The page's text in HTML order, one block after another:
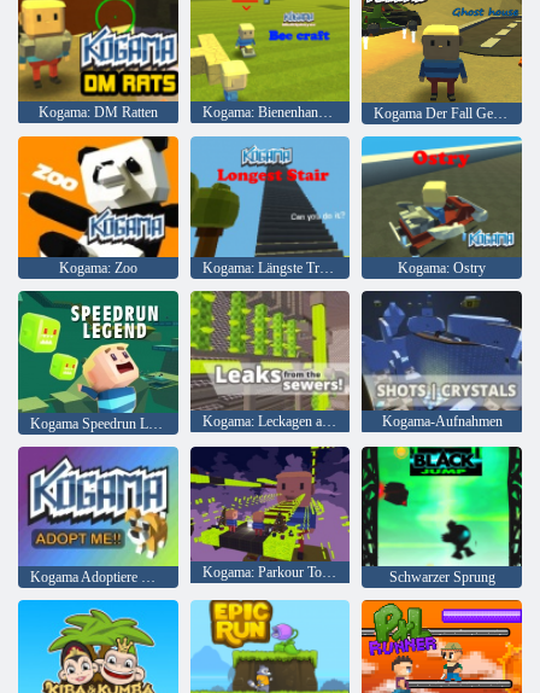
Kogama: DM Ratten Kogama: Bienenhandwerk Kogama Der Fall Geisterhaus
Kogama: Zoo Kogama: Längste Treppe Kogama: Ostry
Kogama: Leckagen aus der Kanalisation Kogama-Aufnahmen
Kogama Adoptiere mich Kogama: Parkour Tourist 30 Level Schwarzer Sprung